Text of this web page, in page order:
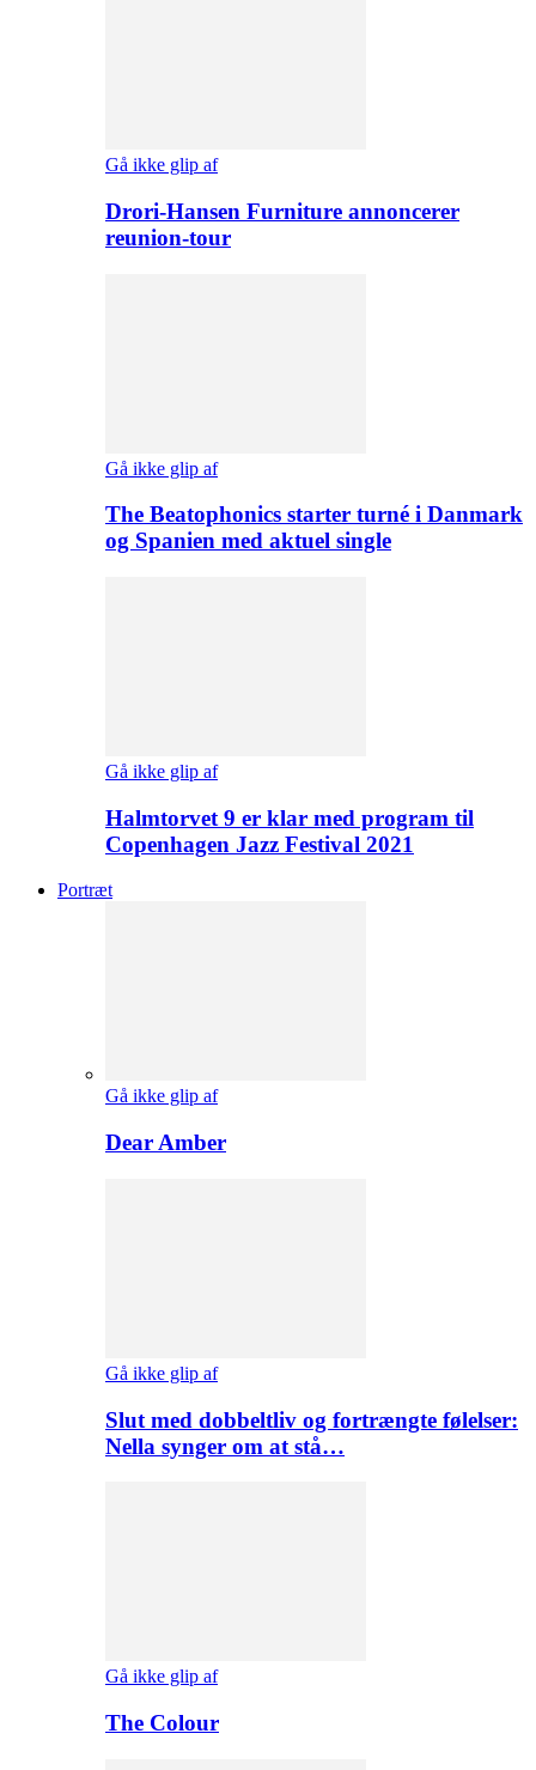
Gå ikke glip af
Drori-Hansen Furniture annoncerer
reunion-tour
Gå ikke glip af
The Beatophonics starter turné i Danmark
og Spanien med aktuel single
Gå ikke glip af
Halmtorvet 9 er klar med program til
Copenhagen Jazz Festival 2021
Portræt
Gå ikke glip af
Dear Amber
Gå ikke glip af
Slut med dobbeltliv og fortrængte følelser:
Nella synger om at stå…
Gå ikke glip af
The Colour